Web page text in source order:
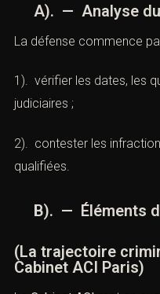
A). — Analyse du
La défense commence
1). vérifier les dates, les
judiciaires ;
2). contester les
qualifiées.
B). — Éléments
(La trajectoire
Cabinet ACI Paris)